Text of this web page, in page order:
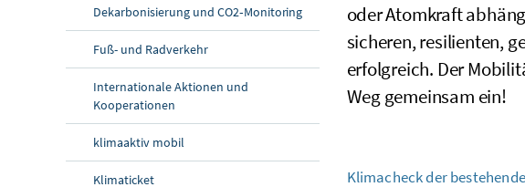
Dekarbonisierung und CO2‑Monitoring
Fuß- und Radverkehr
Internationale Aktionen und
Kooperationen
klimaaktiv mobil
Klimaticket
oder Atomkraft
sicheren, resilienten,
erfolgreich. Der
Weg gemeinsam ein!
Klimacheck der